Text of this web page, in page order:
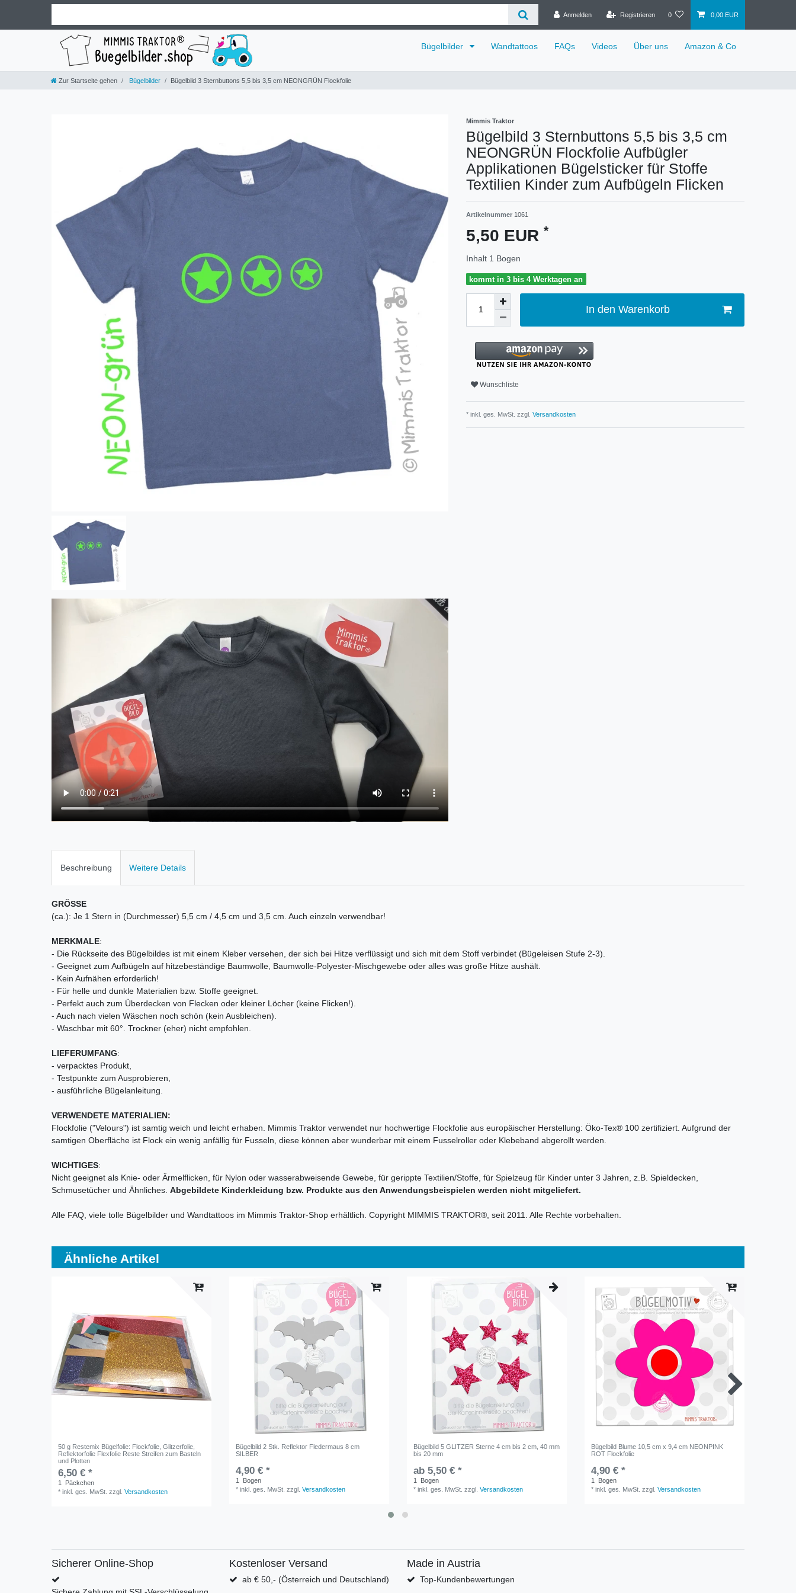
Anmelden Registrieren 0 0,00 EUR
Bügelbilder Wandtattoos FAQs Videos Über uns Amazon & Co
Zur Startseite gehen Bügelbilder Bügelbild 3 Sternbuttons 5,5 bis 3,5 cm NEONGRÜN Flockfolie
Mimmis Traktor
Bügelbild 3 Sternbuttons 5,5 bis 3,5 cm
NEONGRÜN Flockfolie Aufbügler
Applikationen Bügelsticker für Stoffe
Textilien Kinder zum Aufbügeln Flicken
Artikelnummer 1061
5,50 EUR *
Inhalt 1 Bogen
kommt in 3 bis 4 Werktagen an
In den Warenkorb
Wunschliste
* inkl. ges. MwSt. zzgl. Versandkosten
Beschreibung Weitere Details
GRÖSSE
(ca.): Je 1 Stern in (Durchmesser) 5,5 cm / 4,5 cm und 3,5 cm. Auch einzeln verwendbar!
MERKMALE:
- Die Rückseite des Bügelbildes ist mit einem Kleber versehen, der sich bei Hitze verflüssigt und sich mit dem Stoff verbindet (Bügeleisen Stufe 2-3).
- Geeignet zum Aufbügeln auf hitzebeständige Baumwolle, Baumwolle-Polyester-Mischgewebe oder alles was große Hitze aushält.
- Kein Aufnähen erforderlich!
- Für helle und dunkle Materialien bzw. Stoffe geeignet.
- Perfekt auch zum Überdecken von Flecken oder kleiner Löcher (keine Flicken!).
- Auch nach vielen Wäschen noch schön (kein Ausbleichen).
- Waschbar mit 60°. Trockner (eher) nicht empfohlen.
LIEFERUMFANG:
- verpacktes Produkt,
- Testpunkte zum Ausprobieren,
- ausführliche Bügelanleitung.
VERWENDETE MATERIALIEN:
Flockfolie ("Velours") ist samtig weich und leicht erhaben. Mimmis Traktor verwendet nur hochwertige Flockfolie aus europäischer Herstellung: Öko-Tex® 100 zertifiziert. Aufgrund der
samtigen Oberfläche ist Flock ein wenig anfällig für Fusseln, diese können aber wunderbar mit einem Fusselroller oder Klebeband abgerollt werden.
WICHTIGES:
Nicht geeignet als Knie- oder Ärmelflicken, für Nylon oder wasserabweisende Gewebe, für gerippte Textilien/Stoffe, für Spielzeug für Kinder unter 3 Jahren, z.B. Spieldecken,
Schmusetücher und Ähnliches. Abgebildete Kinderkleidung bzw. Produkte aus den Anwendungsbeispielen werden nicht mitgeliefert.
Alle FAQ, viele tolle Bügelbilder und Wandtattoos im Mimmis Traktor-Shop erhältlich. Copyright MIMMIS TRAKTOR®, seit 2011. Alle Rechte vorbehalten.
Ähnliche Artikel
50 g Restemix Bügelfolie: Flockfolie, Glitzerfolie,
Reflektorfolie Flexfolie Reste Streifen zum Basteln
und Plotten
6,50 € *
1
Päckchen
*inkl. ges. MwSt. zzgl.Versandkosten
Bügelbild 2 Stk. Reflektor Fledermaus 8 cm
SILBER
4,90 € *
1
Bogen
*inkl. ges. MwSt. zzgl.Versandkosten
Bügelbild 5 GLITZER Sterne 4 cm bis 2 cm, 40 mm
bis 20 mm
ab 5,50 € *
1
Bogen
*inkl. ges. MwSt. zzgl.Versandkosten
Bügelbild Blume 10,5 cm x 9,4 cm NEONPINK
ROT Flockfolie
4,90 € *
1
Bogen
*inkl. ges. MwSt. zzgl.Versandkosten
Sicherer Online-Shop Kostenloser Versand
ab € 50,- (Österreich und Deutschland)
Made in Austria
Top-Kundenbewertungen